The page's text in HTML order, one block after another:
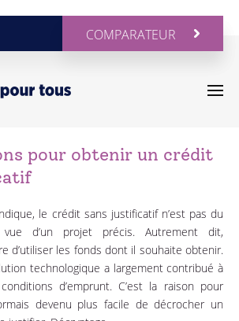
COMPARATEUR
pour obtenir un crédit
le crédit sans justificatif n’est pas du
d’un projet précis. Autrement dit,
d’utiliser les fonds dont il souhaite obtenir.
technologique a largement contribué à
d’emprunt. C’est la raison pour
devenu plus facile de décrocher un